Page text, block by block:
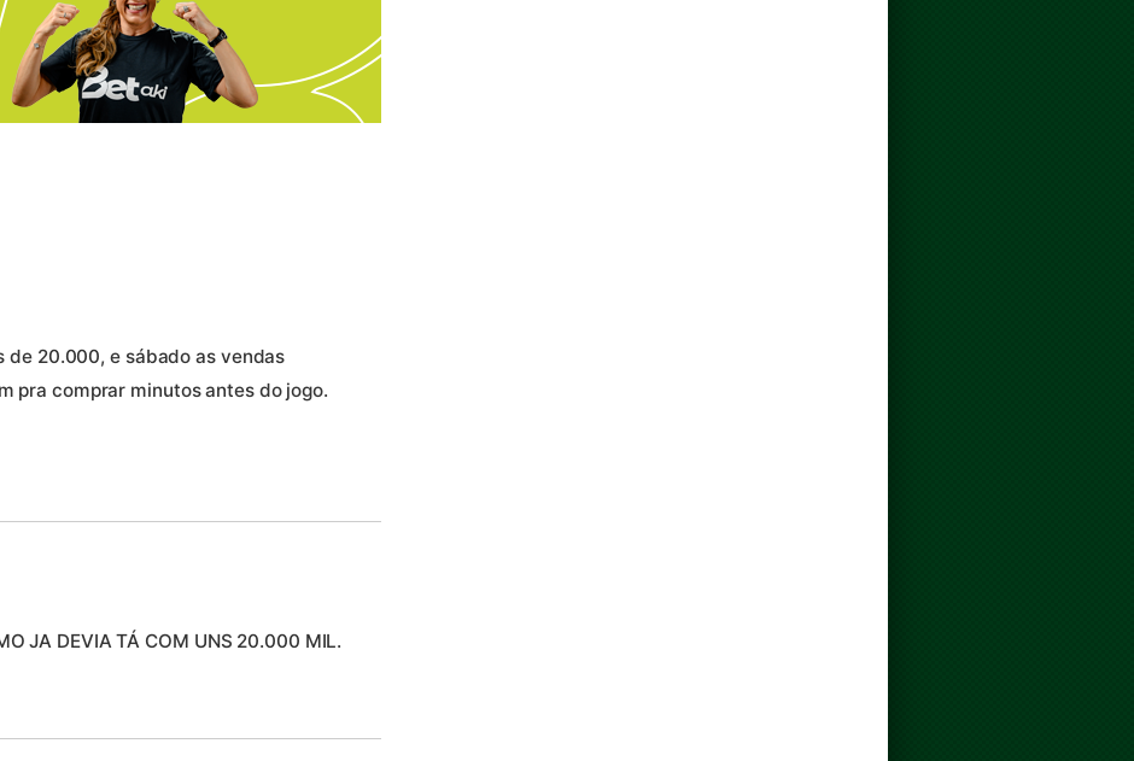
20.000, e sábado as vendas
pra comprar minutos antes do jogo.
JA DEVIA TÁ COM UNS 20.000 MIL.